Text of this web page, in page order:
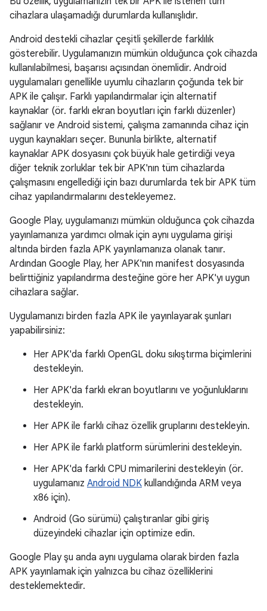
cihazlara ulaşamadığı durumlarda kullanışlıdır.
Android destekli cihazlar çeşitli şekillerde farklılık
gösterebilir. Uygulamanızın mümkün olduğunca çok cihazda
kullanılabilmesi, başarısı açısından önemlidir. Android
uygulamaları genellikle uyumlu cihazların çoğunda tek bir
APK ile çalışır. Farklı yapılandırmalar için alternatif
kaynaklar (ör. farklı ekran boyutları için farklı düzenler)
sağlanır ve Android sistemi, çalışma zamanında cihaz için
uygun kaynakları seçer. Bununla birlikte, alternatif
kaynaklar APK dosyasını çok büyük hale getirdiği veya
diğer teknik zorluklar tek bir APK'nın tüm cihazlarda
çalışmasını engellediği için bazı durumlarda tek bir APK tüm
cihaz yapılandırmalarını destekleyemez.
Google Play, uygulamanızı mümkün olduğunca çok cihazda
yayınlamanıza yardımcı olmak için aynı uygulama girişi
altında birden fazla APK yayınlamanıza olanak tanır.
Ardından Google Play, her APK'nın manifest dosyasında
belirttiğiniz yapılandırma desteğine göre her APK'yı uygun
cihazlara sağlar.
Uygulamanızı birden fazla APK ile yayınlayarak şunları
yapabilirsiniz:
Her APK'da farklı OpenGL doku sıkıştırma biçimlerini
destekleyin.
Her APK'da farklı ekran boyutlarını ve yoğunluklarını
destekleyin.
Her APK ile farklı cihaz özellik gruplarını destekleyin.
Her APK ile farklı platform sürümlerini destekleyin.
Her APK'da farklı CPU mimarilerini destekleyin (ör.
uygulamanız Android NDK kullandığında ARM veya
x86 için).
Android (Go sürümü) çalıştıranlar gibi giriş
düzeyindeki cihazlar için optimize edin.
Google Play şu anda aynı uygulama olarak birden fazla
APK yayınlamak için yalnızca bu cihaz özelliklerini
desteklemektedir.